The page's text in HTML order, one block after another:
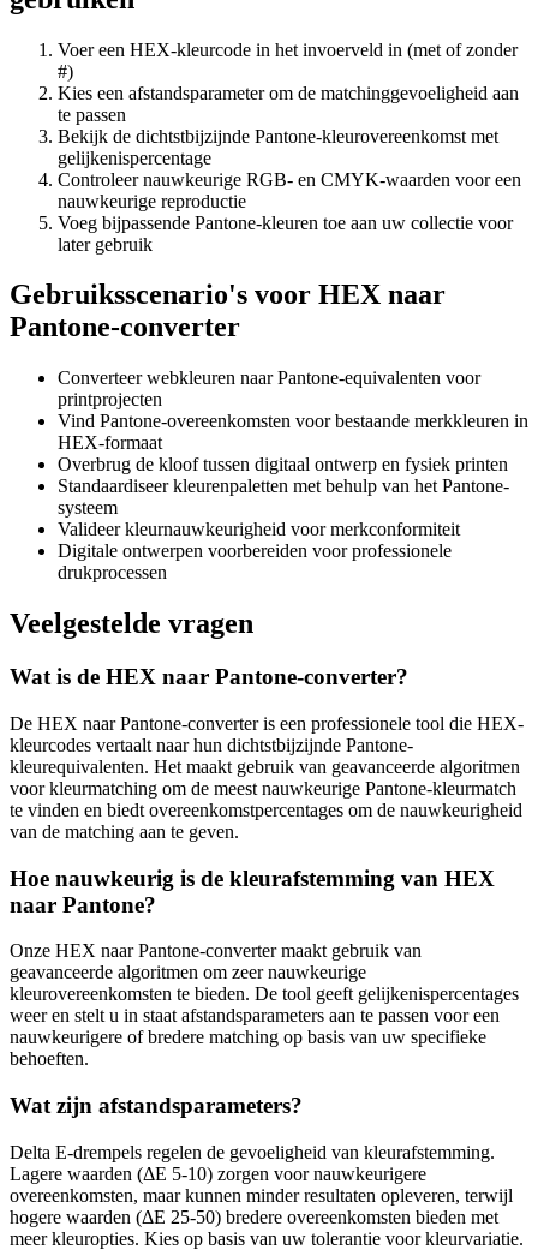
Voer een HEX-kleurcode in het invoerveld in (met of zonder
#)
Kies een afstandsparameter om de matchinggevoeligheid aan
te passen
Bekijk de dichtstbijzijnde Pantone-kleurovereenkomst met
gelijkenispercentage
Controleer nauwkeurige RGB- en CMYK-waarden voor een
nauwkeurige reproductie
Voeg bijpassende Pantone-kleuren toe aan uw collectie voor
later gebruik
Gebruiksscenario's voor HEX naar
Pantone-converter
Converteer webkleuren naar Pantone-equivalenten voor
printprojecten
Vind Pantone-overeenkomsten voor bestaande merkkleuren in
HEX-formaat
Overbrug de kloof tussen digitaal ontwerp en fysiek printen
Standaardiseer kleurenpaletten met behulp van het Pantone-
systeem
Valideer kleurnauwkeurigheid voor merkconformiteit
Digitale ontwerpen voorbereiden voor professionele
drukprocessen
Veelgestelde vragen
Wat is de HEX naar Pantone-converter?
De HEX naar Pantone-converter is een professionele tool die HEX-
kleurcodes vertaalt naar hun dichtstbijzijnde Pantone-
kleurequivalenten. Het maakt gebruik van geavanceerde algoritmen
voor kleurmatching om de meest nauwkeurige Pantone-kleurmatch
te vinden en biedt overeenkomstpercentages om de nauwkeurigheid
van de matching aan te geven.
Hoe nauwkeurig is de kleurafstemming van HEX
naar Pantone?
Onze HEX naar Pantone-converter maakt gebruik van
geavanceerde algoritmen om zeer nauwkeurige
kleurovereenkomsten te bieden. De tool geeft gelijkenispercentages
weer en stelt u in staat afstandsparameters aan te passen voor een
nauwkeurigere of bredere matching op basis van uw specifieke
behoeften.
Wat zijn afstandsparameters?
Delta E-drempels regelen de gevoeligheid van kleurafstemming.
Lagere waarden (ΔE 5-10) zorgen voor nauwkeurigere
overeenkomsten, maar kunnen minder resultaten opleveren, terwijl
hogere waarden (ΔE 25-50) bredere overeenkomsten bieden met
meer kleuropties. Kies op basis van uw tolerantie voor kleurvariatie.